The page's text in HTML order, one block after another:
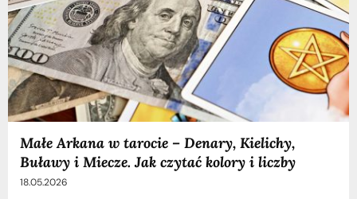
Małe Arkana w tarocie – Denary, Kielichy,
Buławy i Miecze. Jak czytać kolory i liczby
18.05.2026